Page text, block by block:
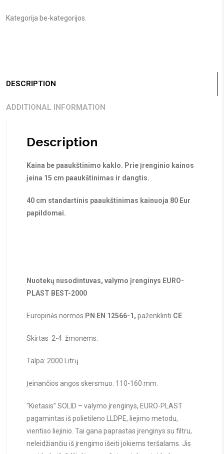
Kategorija be-kategorijos
DESCRIPTION
ADDITIONAL INFORMATION
Description
Kaina be paaukštinimo kaklo. Prie įrenginio kainos
įeina 15 cm paaukštinimas ir dangtis.
40 cm standartinis paaukštinimas kainuoja 80 Eur
papildomai.
Nuotekų nusodintuvas, valymo įrenginys EURO-
PLAST BEST-2000
Europinės normos PN EN 12566-1, paženklinti CE
Skirtas 2-4 žmonėms.
Talpa: 2000 Litrų.
Įeinančios angos skersmuo: 110-160 mm.
“Kietasis” SOLID – valymo įrenginys, EURO-PLAST
pagamintas iš polietileno LLDPE, liejimo metodu,
vientiso liejinio. Tai gana paprastas įrenginys su filtru,
neleidžiančiu iš įrengimo išeiti jokiems teršalams. Jis